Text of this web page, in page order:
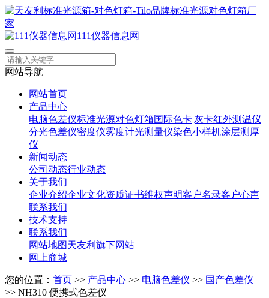
111仪器信息网
网站导航
网站首页
产品中心
电脑色差仪标准光源对色灯箱国际色卡|灰卡红外测温仪
分光色差仪密度仪雾度计光测量仪染色小样机涂层测厚
仪
新闻动态
公司动态行业动态
关于我们
企业介绍企业文化资质证书维权声明客户名录客户心声
联系我们
技术支持
联系我们
网站地图天友利旗下网站
网上商城
您的位置： 首页 >> 产品中心 >> 电脑色差仪 >> 国产色差仪
>> NH310 便携式色差仪